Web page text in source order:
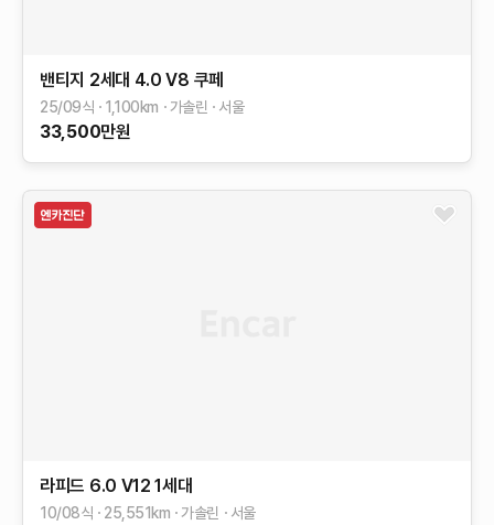
밴티지 2세대 4.0 V8 쿠페
25/09식 1,100km 가솔린 서울
33,500만원
라피드 6.0 V12 1세대
10/08식 25,551km 가솔린 서울